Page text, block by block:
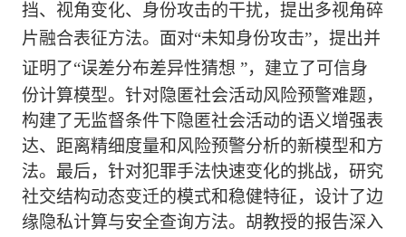
挡、视角变化、身份攻击的干扰，提出多视角碎
片融合表征方法。面对“未知身份攻击”，提出并
证明了“误差分布差异性猜想 ”，建立了可信身
份计算模型。针对隐匿社会活动风险预警难题，
构建了无监督条件下隐匿社会活动的语义增强表
达、距离精细度量和风险预警分析的新模型和方
法。最后，针对犯罪手法快速变化的挑战，研究
社交结构动态变迁的模式和稳健特征，设计了边
缘隐私计算与安全查询方法。胡教授的报告深入